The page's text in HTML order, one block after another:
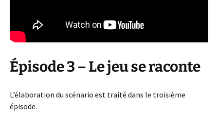
Épisode 3 – Le jeu se raconte
L’élaboration du scénario est traité dans le troisième
épisode.